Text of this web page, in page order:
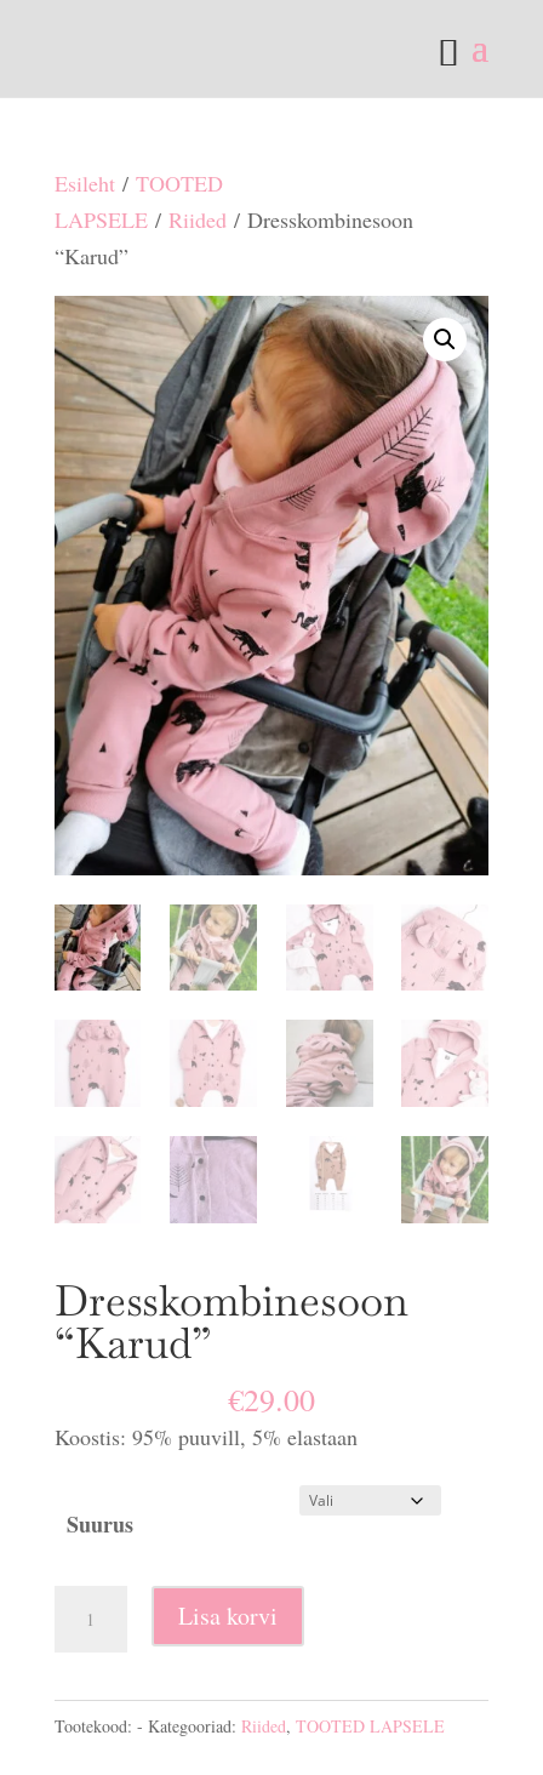
Esileht/ TOOTED
LAPSELE/ Riided/ Dresskombinesoon
“Karud”
Dresskombinesoon
“Karud”
€29.00
Koostis: 95% puuvill, 5% elastaan
Suurus
DresskombinesoonLisa korvi
Tootekood: - Kategooriad: Riided, TOOTED LAPSELE